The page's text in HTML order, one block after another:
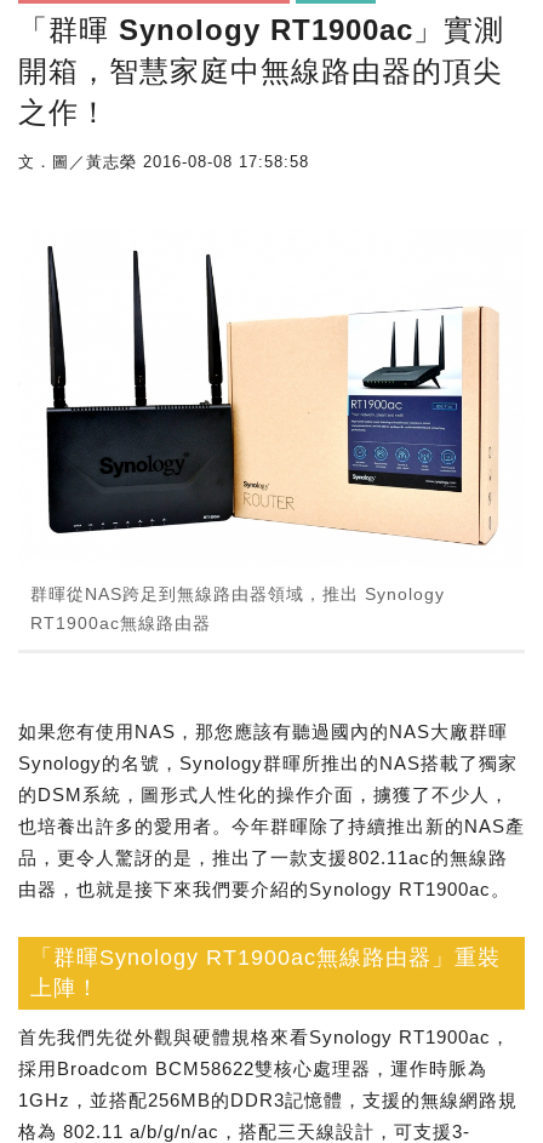
「群暉 Synology RT1900ac」實測
開箱，智慧家庭中無線路由器的頂尖
之作！
文．圖／黃志榮 2016-08-08 17:58:58
群暉從NAS跨足到無線路由器領域，推出 Synology
RT1900ac無線路由器
如果您有使用NAS，那您應該有聽過國內的NAS大廠群暉
Synology的名號，Synology群暉所推出的NAS搭載了獨家
的DSM系統，圖形式人性化的操作介面，擄獲了不少人，
也培養出許多的愛用者。今年群暉除了持續推出新的NAS產
品，更令人驚訝的是，推出了一款支援802.11ac的無線路
由器，也就是接下來我們要介紹的Synology RT1900ac。
「群暉Synology RT1900ac無線路由器」重裝
上陣！
首先我們先從外觀與硬體規格來看Synology RT1900ac，
採用Broadcom BCM58622雙核心處理器，運作時脈為
1GHz，並搭配256MB的DDR3記憶體，支援的無線網路規
格為 802.11 a/b/g/n/ac，搭配三天線設計，可支援3-